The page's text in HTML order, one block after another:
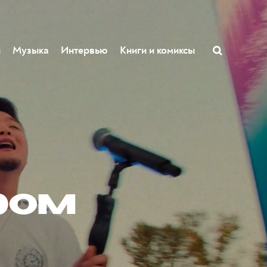
Музыка Интервью Книги и комиксы